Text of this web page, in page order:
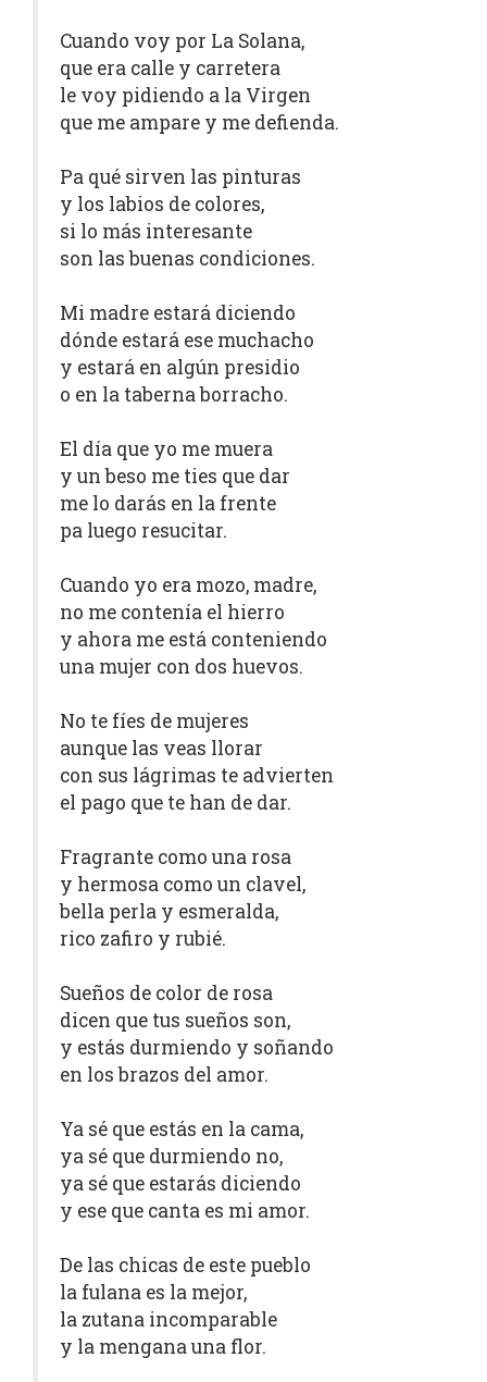
Cuando voy por La Solana,
que era calle y carretera
le voy pidiendo a la Virgen
que me ampare y me defienda.
Pa qué sirven las pinturas
y los labios de colores,
si lo más interesante
son las buenas condiciones.
Mi madre estará diciendo
dónde estará ese muchacho
y estará en algún presidio
o en la taberna borracho.
El día que yo me muera
y un beso me ties que dar
me lo darás en la frente
pa luego resucitar.
Cuando yo era mozo, madre,
no me contenía el hierro
y ahora me está conteniendo
una mujer con dos huevos.
No te fíes de mujeres
aunque las veas llorar
con sus lágrimas te advierten
el pago que te han de dar.
Fragrante como una rosa
y hermosa como un clavel,
bella perla y esmeralda,
rico zafiro y rubié.
Sueños de color de rosa
dicen que tus sueños son,
y estás durmiendo y soñando
en los brazos del amor.
Ya sé que estás en la cama,
ya sé que durmiendo no,
ya sé que estarás diciendo
y ese que canta es mi amor.
De las chicas de este pueblo
la fulana es la mejor,
la zutana incomparable
y la mengana una flor.